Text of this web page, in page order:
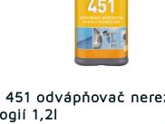
451 odvápňovač
1,2l